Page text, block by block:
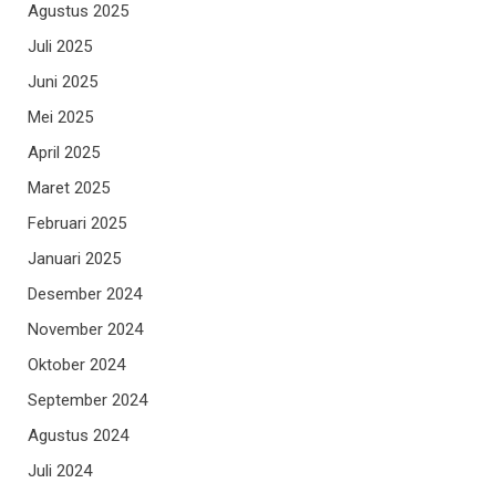
Agustus 2025
Juli 2025
Juni 2025
Mei 2025
April 2025
Maret 2025
Februari 2025
Januari 2025
Desember 2024
November 2024
Oktober 2024
September 2024
Agustus 2024
Juli 2024